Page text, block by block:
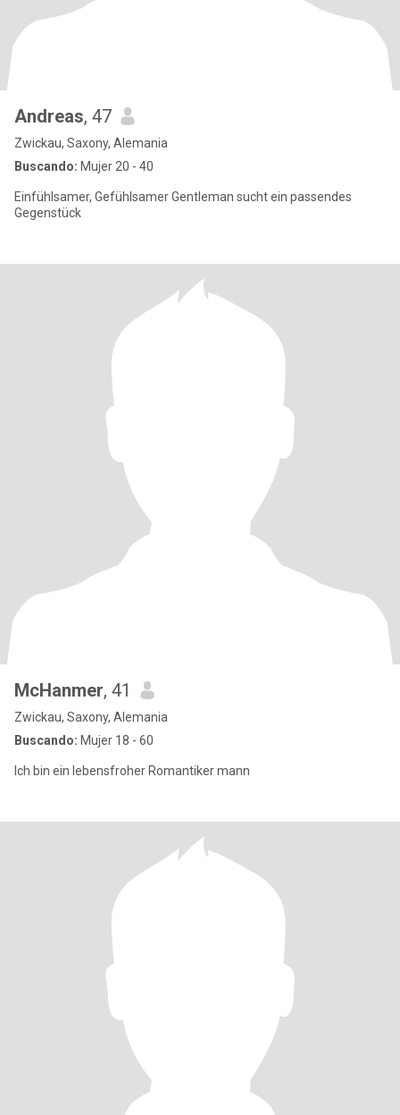
Andreas, 47
Zwickau, Saxony, Alemania
Buscando: Mujer 20 - 40
Einfühlsamer, Gefühlsamer Gentleman sucht ein passendes
Gegenstück
McHanmer, 41
Zwickau, Saxony, Alemania
Buscando: Mujer 18 - 60
Ich bin ein lebensfroher Romantiker mann